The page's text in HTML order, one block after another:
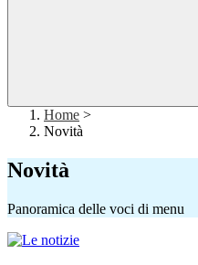
Home >
Novità
Novità
Panoramica delle voci di menu